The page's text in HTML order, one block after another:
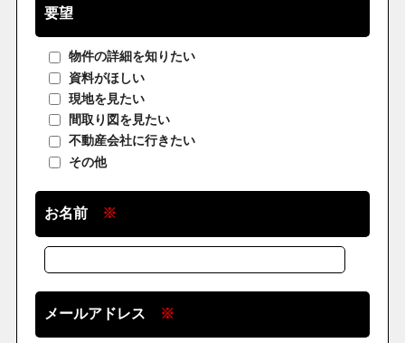
要望
物件の詳細を知りたい
資料がほしい
現地を見たい
間取り図を見たい
不動産会社に行きたい
その他
お名前 ※
メールアドレス ※